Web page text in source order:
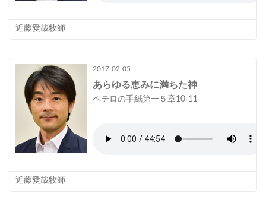
近藤愛哉牧師
2017-02-05
あらゆる恵みに満ちた神
ペテロの手紙第一５章10-11
近藤愛哉牧師